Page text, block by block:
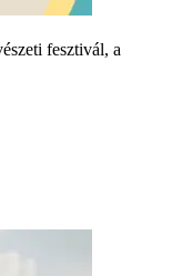
fesztivál, a